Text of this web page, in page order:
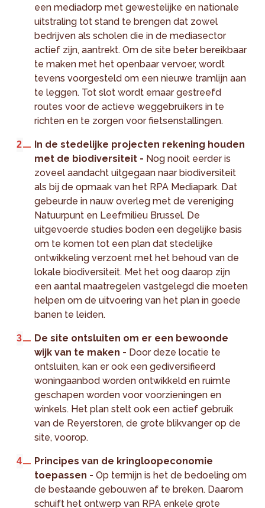
een mediadorp met gewestelijke en nationale
uitstraling tot stand te brengen dat zowel
bedrijven als scholen die in de mediasector
actief zijn, aantrekt. Om de site beter bereikbaar
te maken met het openbaar vervoer, wordt
tevens voorgesteld om een nieuwe tramlijn aan
te leggen. Tot slot wordt ernaar gestreefd
routes voor de actieve weggebruikers in te
richten en te zorgen voor fietsenstallingen.
In de stedelijke projecten rekening houden
met de biodiversiteit - Nog nooit eerder is
zoveel aandacht uitgegaan naar biodiversiteit
als bij de opmaak van het RPA Mediapark. Dat
gebeurde in nauw overleg met de vereniging
Natuurpunt en Leefmilieu Brussel. De
uitgevoerde studies boden een degelijke basis
om te komen tot een plan dat stedelijke
ontwikkeling verzoent met het behoud van de
lokale biodiversiteit. Met het oog daarop zijn
een aantal maatregelen vastgelegd die moeten
helpen om de uitvoering van het plan in goede
banen te leiden.
De site ontsluiten om er een bewoonde
wijk van te maken - Door deze locatie te
ontsluiten, kan er ook een gediversifieerd
woningaanbod worden ontwikkeld en ruimte
geschapen worden voor voorzieningen en
winkels. Het plan stelt ook een actief gebruik
van de Reyerstoren, de grote blikvanger op de
site, voorop.
Principes van de kringloopeconomie
toepassen -Op termijn is het de bedoeling om
de bestaande gebouwen af te breken. Daarom
schuift het ontwerp van RPA enkele grote